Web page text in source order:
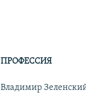
ПРОФЕССИЯ
Владимир